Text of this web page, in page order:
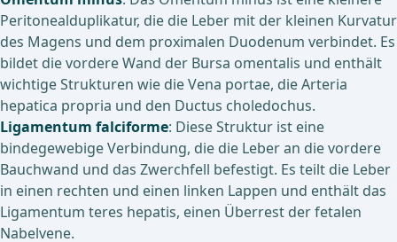
Peritonealduplikatur, die die Leber mit der kleinen Kurvatur
des Magens und dem proximalen Duodenum verbindet. Es
bildet die vordere Wand der Bursa omentalis und enthält
wichtige Strukturen wie die Vena portae, die Arteria
hepatica propria und den Ductus choledochus.
Ligamentum falciforme: Diese Struktur ist eine
bindegewebige Verbindung, die die Leber an die vordere
Bauchwand und das Zwerchfell befestigt. Es teilt die Leber
in einen rechten und einen linken Lappen und enthält das
Ligamentum teres hepatis, einen Überrest der fetalen
Nabelvene.